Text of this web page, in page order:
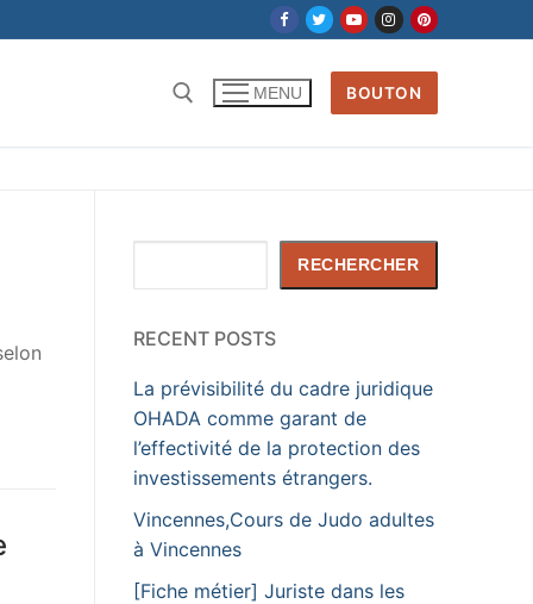
MENU BOUTON
RECHERCHER
RECENT POSTS
La prévisibilité du cadre juridique
OHADA comme garant de
l’effectivité de la protection des
investissements étrangers.
Vincennes,Cours de Judo adultes
à Vincennes
[Fiche métier] Juriste dans les